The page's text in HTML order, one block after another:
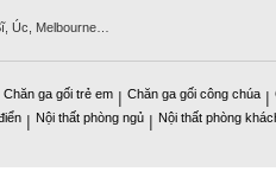
Úc, Melbourne…
Chăn ga gối trẻ em | Chăn ga gối công chúa |
| Nội thất phòng ngủ | Nội thất phòng